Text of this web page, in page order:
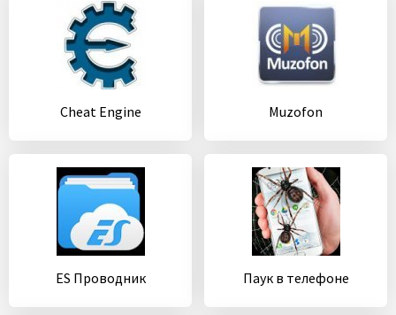
Cheat Engine Muzofon
ES Проводник Паук в телефоне